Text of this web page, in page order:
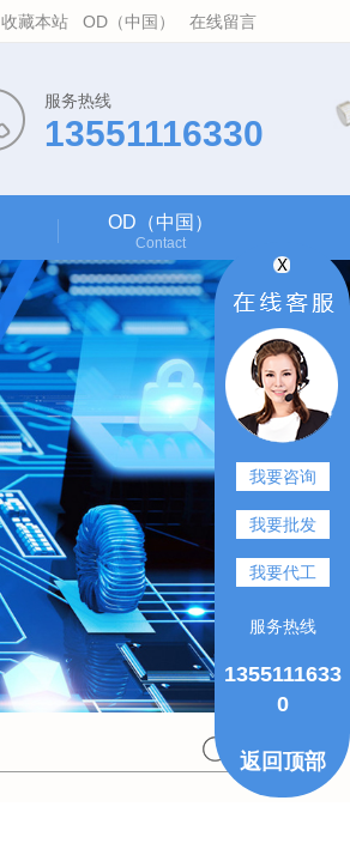
收藏本站 OD（中国） 在线留言
服务热线
13551116330
OD（中国）
Contact
我要咨询
我要批发
我要代工
服务热线
1355111633
0
返回顶部